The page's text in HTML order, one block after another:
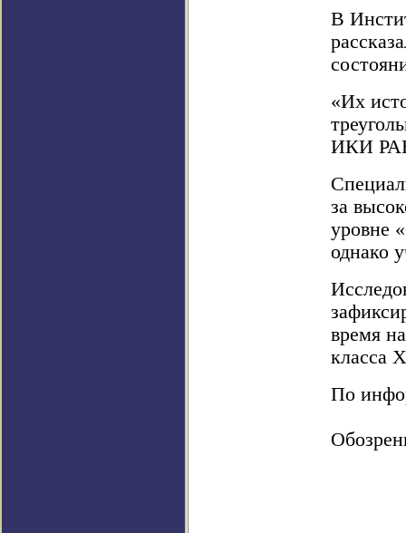
В
«Их
ИКИ
за
уровне
однако
время
класса
По